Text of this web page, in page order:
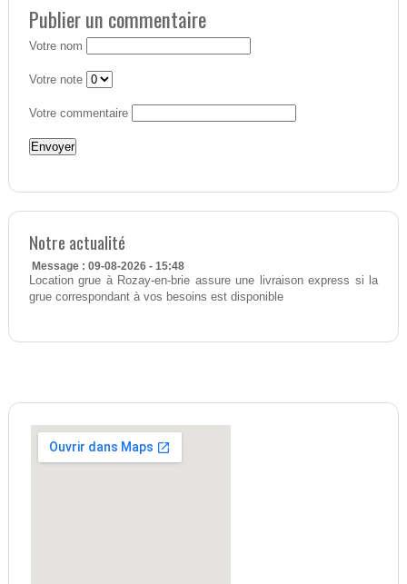
Publier un commentaire
Votre nom
Votre note
Votre commentaire
Notre actualité
Message : 09-08-2026 - 15:48
Location grue à Rozay-en-brie assure une livraison express si la
grue correspondant à vos besoins est disponible